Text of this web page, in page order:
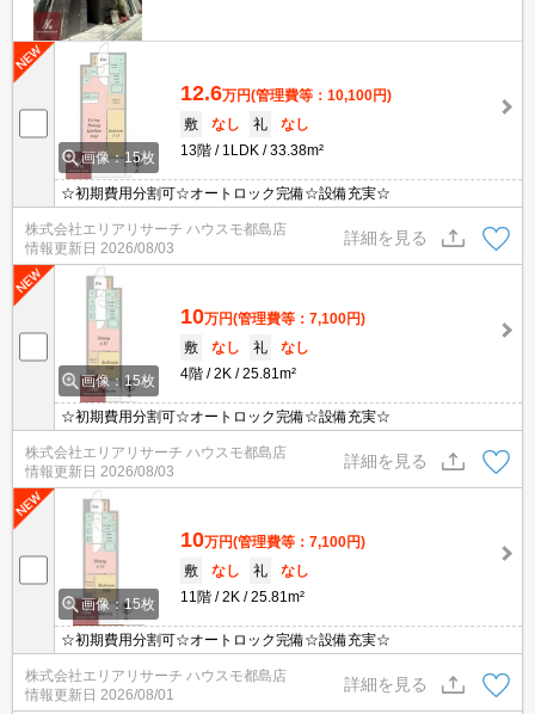
画像：15枚
12.6万円(管理費等：10,100円)
敷
なし 礼
なし
13階
1LDK 33.38m²
☆初期費用分割可☆オートロック完備☆設備充実☆
株式会社エリアリサーチ ハウスモ都島店
情報更新日 2026/08/03
詳細を見る
画像：15枚
10万円(管理費等：7,100円)
敷
なし 礼
なし
4階
2K 25.81m²
☆初期費用分割可☆オートロック完備☆設備充実☆
株式会社エリアリサーチ ハウスモ都島店
情報更新日 2026/08/03
詳細を見る
画像：15枚
10万円(管理費等：7,100円)
敷
なし 礼
なし
11階
2K 25.81m²
☆初期費用分割可☆オートロック完備☆設備充実☆
株式会社エリアリサーチ ハウスモ都島店
情報更新日 2026/08/01
詳細を見る